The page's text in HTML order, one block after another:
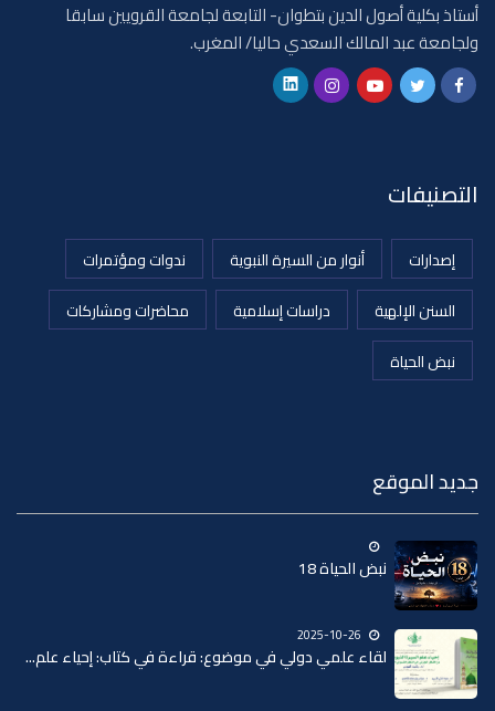
أستاذ بكلية أصول الدين بتطوان- التابعة لجامعة القرويين سابقا
ولجامعة عبد المالك السعدي حاليا/ المغرب.
التصنيفات
إصدارات أنوار من السيرة النبوية
ندوات ومؤتمرات
السنن الإلهية
دراسات إسلامية
محاضرات ومشاركات
نبض الحياة
جديد الموقع
نبض الحياة 18
2025-10-26
لقاء علمي دولي في موضوع: قراءة في كتاب: إحياء علم...